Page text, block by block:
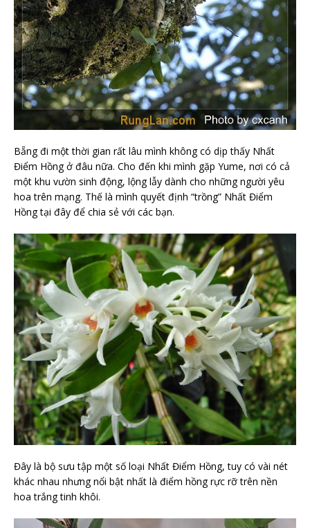
Bẵng đi một thời gian rất lâu mình không có dịp thấy Nhất
Điểm Hồng ở đâu nữa. Cho đến khi mình gặp Yume, nơi có cả
một khu vườn sinh động, lộng lẫy dành cho những người yêu
hoa trên mạng. Thế là mình quyết định “trồng” Nhất Điểm
Hồng tại đây để chia sẻ với các bạn.
Đây là bộ sưu tập một số loại Nhất Điểm Hồng, tuy có vài nét
khác nhau nhưng nổi bật nhất là điểm hồng rực rỡ trên nền
hoa trắng tinh khôi.